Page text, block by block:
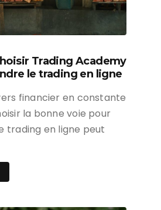
Trading Academy
le trading en ligne
financier en constante
la bonne voie pour
trading en ligne peut